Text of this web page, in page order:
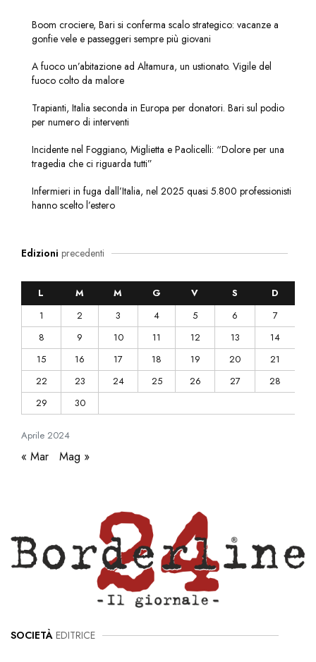
Boom crociere, Bari si conferma scalo strategico: vacanze a
gonfie vele e passeggeri sempre più giovani
A fuoco un’abitazione ad Altamura, un ustionato. Vigile del
fuoco colto da malore
Trapianti, Italia seconda in Europa per donatori. Bari sul podio
per numero di interventi
Incidente nel Foggiano, Miglietta e Paolicelli: “Dolore per una
tragedia che ci riguarda tutti”
Infermieri in fuga dall’Italia, nel 2025 quasi 5.800 professionisti
hanno scelto l’estero
Edizioni precedenti
Aprile 2024
L M M G V S
D
1
2 3 4 5 6
7
8
9 10 11 12 13
14
15
16 17 18 19 20
21
22
23 24 25 26 27
28
29
30
« Mar Mag »
SOCIETÀ EDITRICE